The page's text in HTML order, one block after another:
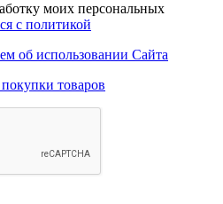
моих персональных
с политикой
об использовании Сайта
товаров